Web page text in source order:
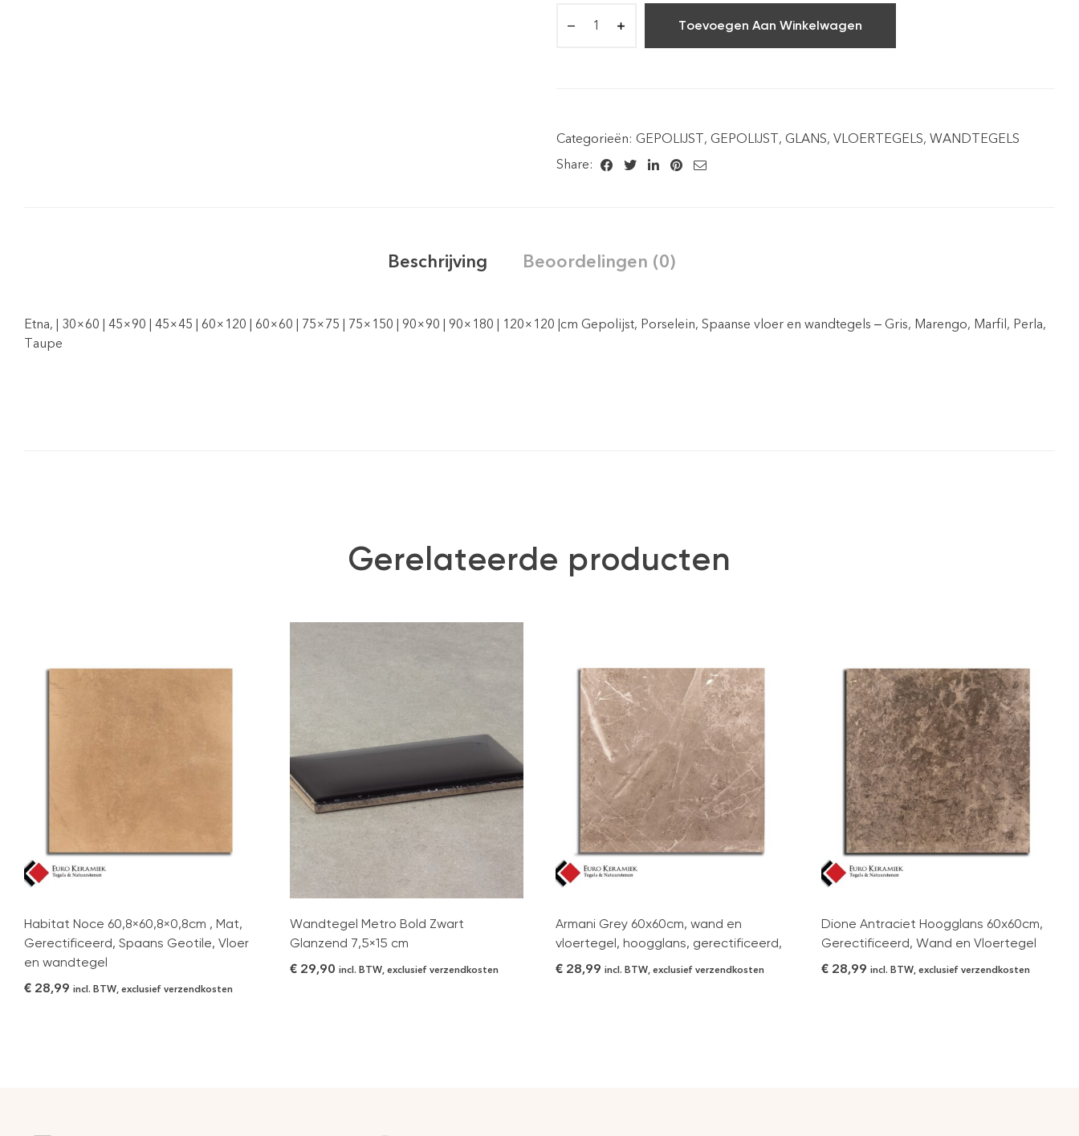
Toevoegen Aan Winkelwagen
Categorieën: GEPOLIJST, GEPOLIJST, GLANS, VLOERTEGELS, WANDTEGELS
Share:
Beschrijving Beoordelingen (0)
Etna, | 30×60 | 45×90 | 45×45 | 60×120 | 60×60 | 75×75 | 75×150 | 90×90 | 90×180 | 120×120 |cm Gepolijst, Porselein, Spaanse vloer en wandtegels – Gris, Marengo, Marfil, Perla,
Taupe
Gerelateerde producten
Habitat Noce 60,8×60,8×0,8cm , Mat,
Gerectificeerd, Spaans Geotile, Vloer
en wandtegel
€ 28,99 incl. BTW, exclusief verzendkosten
Wandtegel Metro Bold Zwart
Glanzend 7,5×15 cm
€ 29,90 incl. BTW, exclusief verzendkosten
Armani Grey 60x60cm, wand en
vloertegel, hoogglans, gerectificeerd,
€ 28,99 incl. BTW, exclusief verzendkosten
Dione Antraciet Hoogglans 60x60cm,
Gerectificeerd, Wand en Vloertegel
€ 28,99 incl. BTW, exclusief verzendkosten